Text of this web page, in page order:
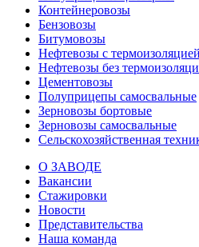
Контейнеровозы
Бензовозы
Битумовозы
Нефтевозы с термоизоляцией
Нефтевозы без
Цементовозы
Полуприцепы самосвальные
Зерновозы бортовые
Зерновозы самосвальные
Сельскохозяйственная
О ЗАВОДЕ
Вакансии
Стажировки
Новости
Представительства
Наша команда